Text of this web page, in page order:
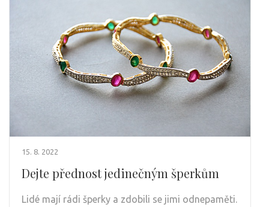
15. 8. 2022
Dejte přednost jedinečným šperkům
Lidé mají rádi šperky a zdobili se jimi odnepaměti.